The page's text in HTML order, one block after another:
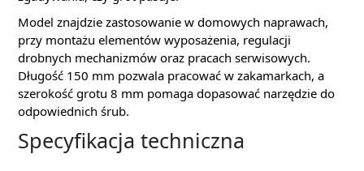
Model znajdzie zastosowanie w domowych naprawach,
przy montażu elementów wyposażenia, regulacji
drobnych mechanizmów oraz pracach serwisowych.
Długość 150 mm pozwala pracować w zakamarkach, a
szerokość grotu 8 mm pomaga dopasować narzędzie do
odpowiednich śrub.
Specyfikacja techniczna